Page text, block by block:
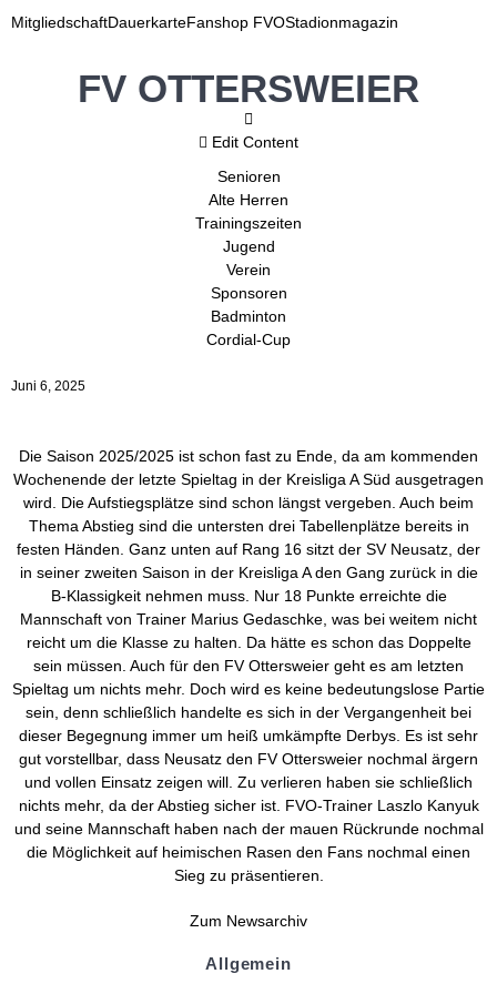
MitgliedschaftDauerkarteFanshop FVOStadionmagazin
FV OTTERSWEIER
Edit Content
Senioren
Alte Herren
Trainingszeiten
Jugend
Verein
Sponsoren
Badminton
Cordial-Cup
Juni 6, 2025
Die Saison 2025/2025 ist schon fast zu Ende, da am kommenden
Wochenende der letzte Spieltag in der Kreisliga A Süd ausgetragen
wird. Die Aufstiegsplätze sind schon längst vergeben. Auch beim
Thema Abstieg sind die untersten drei Tabellenplätze bereits in
festen Händen. Ganz unten auf Rang 16 sitzt der SV Neusatz, der
in seiner zweiten Saison in der Kreisliga A den Gang zurück in die
B-Klassigkeit nehmen muss. Nur 18 Punkte erreichte die
Mannschaft von Trainer Marius Gedaschke, was bei weitem nicht
reicht um die Klasse zu halten. Da hätte es schon das Doppelte
sein müssen. Auch für den FV Ottersweier geht es am letzten
Spieltag um nichts mehr. Doch wird es keine bedeutungslose Partie
sein, denn schließlich handelte es sich in der Vergangenheit bei
dieser Begegnung immer um heiß umkämpfte Derbys. Es ist sehr
gut vorstellbar, dass Neusatz den FV Ottersweier nochmal ärgern
und vollen Einsatz zeigen will. Zu verlieren haben sie schließlich
nichts mehr, da der Abstieg sicher ist. FVO-Trainer Laszlo Kanyuk
und seine Mannschaft haben nach der mauen Rückrunde nochmal
die Möglichkeit auf heimischen Rasen den Fans nochmal einen
Sieg zu präsentieren.
Zum Newsarchiv
Allgemein